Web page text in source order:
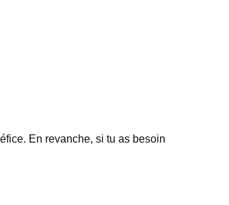
En revanche, si tu as besoin